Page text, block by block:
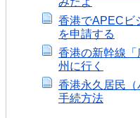
香港でAPECビ
を申請する
香港の新幹線
州に行く
香港永久居民
手続方法